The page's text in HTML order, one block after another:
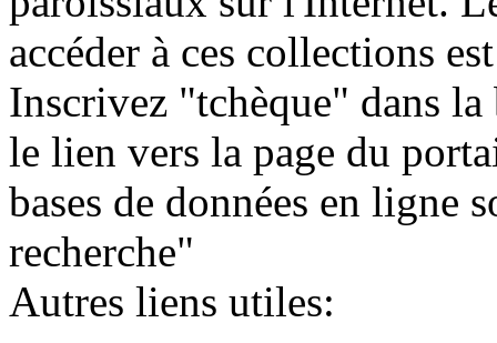
accéder à ces collections
Inscrivez "tchèque" dans
le lien vers la page du
bases de données en ligne
recherche"
Autres liens utiles: